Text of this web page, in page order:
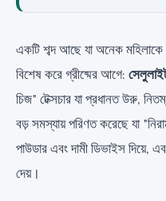
কী সেলুলাইট ঘটায় না?
কী আসলে চেহারা
প্রত্যাশা)
ক্রিম, ক্যাফেইন এবং
একটি শব্দ আছে যা অনেক
বিশেষ করে গ্রীষ্মের আগে:
চিজ" টেক্সচার যা প্রধানত উরু,
বড় সমস্যায় পরিণত করেছে যা
পাউডার এবং দামী ডিভাইস দিয়ে,
দেয়।